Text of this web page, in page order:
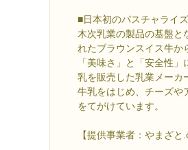
■日本初のパスチャライ
木次乳業の製品の基盤と
れたブラウンスイス牛か
「美味さ」と「安全性
乳を販売した乳業メーカ
牛乳をはじめ、チーズや
をてがけています。
【提供事業者：やまざと